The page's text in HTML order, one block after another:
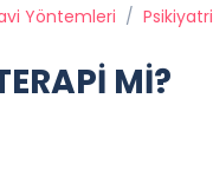
Yöntemleri / Psikiyatri
Mİ?